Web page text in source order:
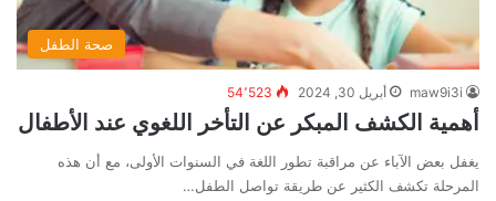
صحة الطفل
maw9i3i أبريل 30, 2024 54٬523
أهمية الكشف المبكر عن التأخر اللغوي عند الأطفال
يغفل بعض الآباء عن مراقبة تطور اللغة في السنوات الأولى، مع أن هذه
المرحلة تكشف الكثير عن طريقة تواصل الطفل…